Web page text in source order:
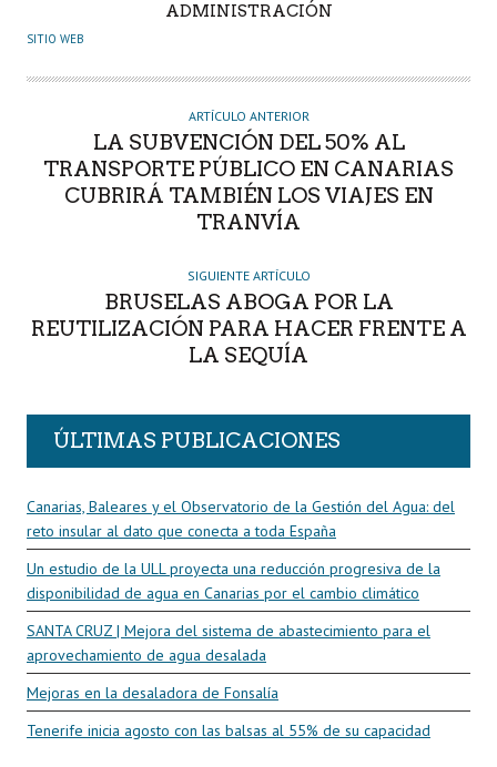
U
O
ADMINISTRACIÓN
SITIO WEB
ARTÍCULO ANTERIOR
LA SUBVENCIÓN DEL 50% AL
TRANSPORTE PÚBLICO EN CANARIAS
CUBRIRÁ TAMBIÉN LOS VIAJES EN
TRANVÍA
SIGUIENTE ARTÍCULO
BRUSELAS ABOGA POR LA
REUTILIZACIÓN PARA HACER FRENTE A
LA SEQUÍA
ÚLTIMAS PUBLICACIONES
Canarias, Baleares y el Observatorio de la Gestión del Agua: del
reto insular al dato que conecta a toda España
Un estudio de la ULL proyecta una reducción progresiva de la
disponibilidad de agua en Canarias por el cambio climático
SANTA CRUZ | Mejora del sistema de abastecimiento para el
aprovechamiento de agua desalada
Mejoras en la desaladora de Fonsalía
Tenerife inicia agosto con las balsas al 55% de su capacidad